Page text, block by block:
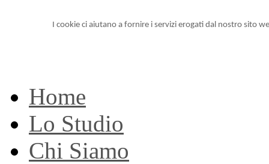
I cookie ci aiutano a fornire i servizi erogati dal nostro sito
Home
Lo Studio
Chi Siamo